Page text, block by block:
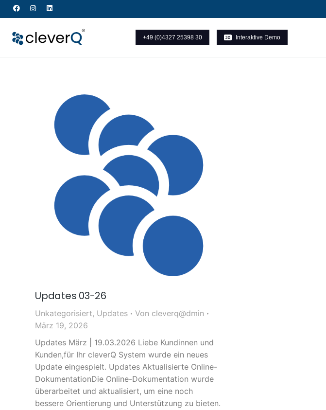
+49 (0)4327 25398 30 Interaktive Demo
Updates 03-26
Unkategorisiert, Updates Von cleverq@dmin
März 19, 2026
Updates März | 19.03.2026 Liebe Kundinnen und
Kunden,für Ihr cleverQ System wurde ein neues
Update eingespielt. Updates Aktualisierte Online-
DokumentationDie Online-Dokumentation wurde
überarbeitet und aktualisiert, um eine noch
bessere Orientierung und Unterstützung zu bieten.